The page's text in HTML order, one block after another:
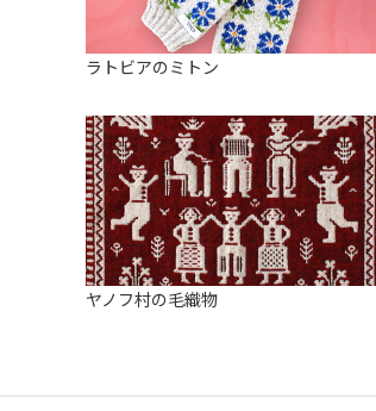
ラトビアのミトン
ヤノフ村の毛織物